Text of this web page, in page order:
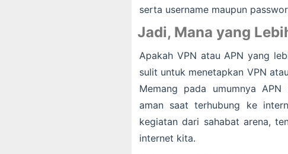
serta username maupun
Jadi, Mana yang
Apakah VPN atau APN yang
sulit untuk menetapkan VPN
Memang pada umumnya
aman saat terhubung ke
kegiatan dari sahabat arena,
internet kita.